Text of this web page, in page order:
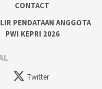
CONTACT
PENDATAAN ANGGOTA
PWI KEPRI 2026
Twitter